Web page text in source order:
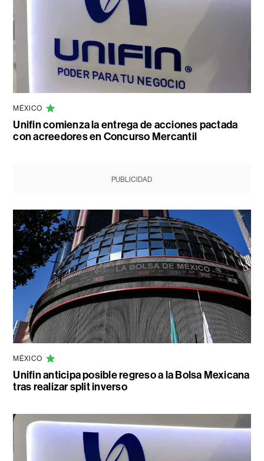
MÉXICO
Unifin comienza la entrega de acciones pactada
con acreedores en Concurso Mercantil
PUBLICIDAD
MÉXICO
Unifin anticipa posible regreso a la Bolsa Mexicana
tras realizar split inverso